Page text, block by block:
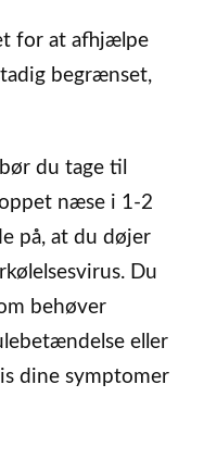
for at afhjælpe
begrænset,
du tage til
næse i 1-2
på, at du døjer
Du
behøver
eller
dine symptomer